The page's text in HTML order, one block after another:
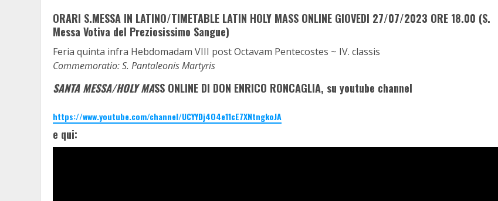
ORARI S.MESSA IN LATINO/TIMETABLE LATIN HOLY MASS ONLINE GIOVEDI 27/07/2023 ORE 18.00 (S.
Messa Votiva del Preziosissimo Sangue)
Feria quinta infra Hebdomadam VIII post Octavam Pentecostes ~ IV. classis
Commemoratio: S. Pantaleonis Martyris
SANTA MESSA/HOLY MASS ONLINE DI DON ENRICO RONCAGLIA, su youtube channel
https://www.youtube.com/channel/UCYYDj4O4e11cE7XNtngkoJA
e qui: